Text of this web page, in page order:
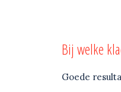
Bij welke
Goede